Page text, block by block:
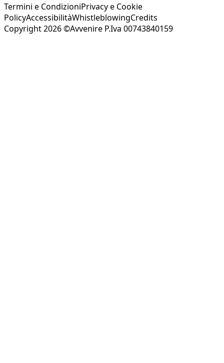
Termini e CondizioniPrivacy e Cookie
PolicyAccessibilitàWhistleblowingCredits
Copyright 2026 ©Avvenire P.Iva 00743840159